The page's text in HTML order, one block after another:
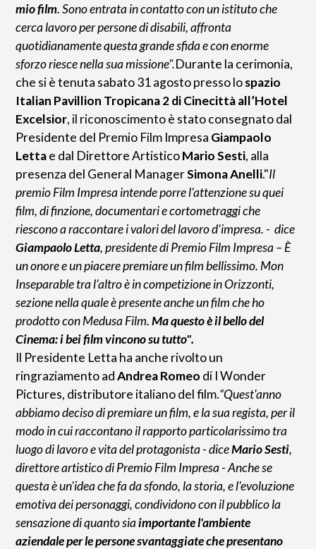
mio film. Sono entrata in contatto con un istituto che
cerca lavoro per persone di disabili, affronta
quotidianamente questa grande sfida e con enorme
sforzo riesce nella sua missione".Durante la cerimonia,
che si è tenuta sabato 31 agosto presso lospazio
Italian Pavillion Tropicana 2 di Cinecittà all’Hotel
Excelsior, il riconoscimento è stato consegnato dal
Presidente del Premio Film Impresa Giampaolo
Lettae dal Direttore ArtisticoMario Sesti, alla
presenza del General ManagerSimona Anelli."Il
premio Film Impresa intende porre l'attenzione su quei
film, di finzione, documentari e cortometraggi che
riescono a raccontare i valori del lavoro d'impresa. - dice
Giampaolo Letta, presidente di Premio Film Impresa – È
un onore e un piacere premiare un film bellissimo. Mon
Inseparable tra l'altro è in competizione in Orizzonti,
sezione nella quale è presente anche un film che ho
prodotto con Medusa Film.Ma questo è il bello del
Cinema: i bei film vincono su tutto".
Il Presidente Letta ha anche rivolto un
ringraziamento adAndrea Romeo di I Wonder
Pictures, distributore italiano del film.“Quest'anno
abbiamo deciso di premiare un film, e la sua regista, per il
modo in cui raccontano il rapporto particolarissimo tra
luogo di lavoro e vita del protagonista - diceMario Sesti,
direttore artistico di Premio Film Impresa - Anche se
questa è un'idea che fa da sfondo, la storia, e l'evoluzione
emotiva dei personaggi, condividono con il pubblico la
sensazione di quanto siaimportante l'ambiente
aziendale per le persone svantaggiate che presentano